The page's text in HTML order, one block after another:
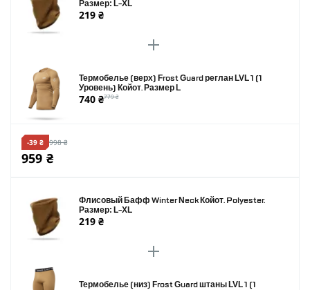
Размер: L-XL
219 ₴
Термобелье (верх) Frost Guard реглан LVL 1 (1
Уровень) Койот. Размер L
740 ₴779 ₴
-39 ₴ 998 ₴
959 ₴
Флисовый Бафф Winter Neck Койот. Polyester.
Размер: L-XL
219 ₴
Термобелье (низ) Frost Guard штаны LVL 1 (1